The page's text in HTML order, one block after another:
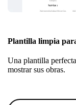
Plantilla limpia
Una plantilla
mostrar sus obras.